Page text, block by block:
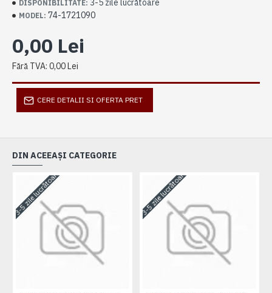
DISPONIBILITATE: 3-5 zile lucrătoare
MODEL: 74-1721090
0,00 Lei
Fără TVA: 0,00 Lei
CERE DETALII SI OFERTA PRET
DIN ACEEAȘI CATEGORIE
3-5 zile lucrătoare 3-5 zile lucrătoare